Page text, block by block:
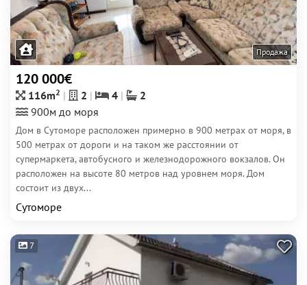
Продажа
120 000€
116m2 2 4
2
900м до моря
Дом в Сутоморе расположен примерно в 900 метрах от моря, в
500 метрах от дороги и на таком же расстоянии от
супермаркета, автобусного и железнодорожного вокзалов. Он
расположен на высоте 80 метров над уровнем моря. Дом
состоит из двух...
Сутоморе
7